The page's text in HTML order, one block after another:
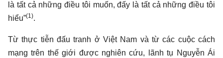
là tất cả những điều tôi muốn, đấy là tất cả những điều tôi
hiểu”(1).
Từ thực tiễn đấu tranh ở Việt Nam và từ các cuộc cách
mạng trên thế giới được nghiên cứu, lãnh tụ Nguyễn Ái